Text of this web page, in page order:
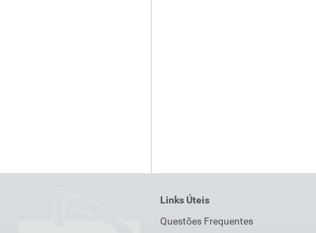
Links Úteis
Questões Frequentes